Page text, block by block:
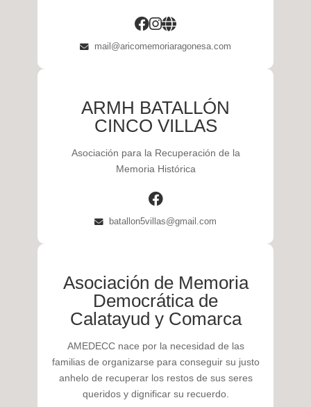
mail@aricomemoriaragonesa.com
ARMH BATALLÓN
CINCO VILLAS
Asociación para la Recuperación de la
Memoria Histórica
batallon5villas@gmail.com
Asociación de Memoria
Democrática de
Calatayud y Comarca
AMEDECC nace por la necesidad de las
familias de organizarse para conseguir su justo
anhelo de recuperar los restos de sus seres
queridos y dignificar su recuerdo.